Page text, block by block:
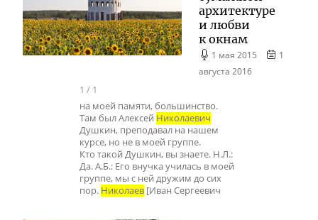
архитектуре
и любви
к окнам
1 мая 2015
1
августа 2016
1 / 1
на моей памяти, большинство.
Там был Алексей Николаевич
Душкин, преподавал на нашем
курсе, но не в моей группе.
Кто такой Душкин, вы знаете. Н.Л.:
Да. А.Б.: Его внучка училась в моей
группе, мы с ней дружим до сих
пор. Николаев [Иван Сергеевич